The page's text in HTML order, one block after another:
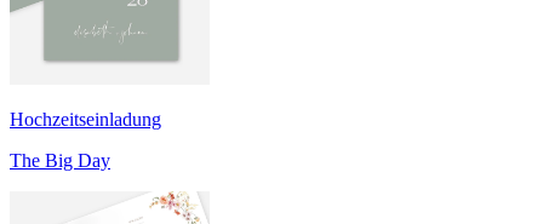
Hochzeitseinladung
The Big Day